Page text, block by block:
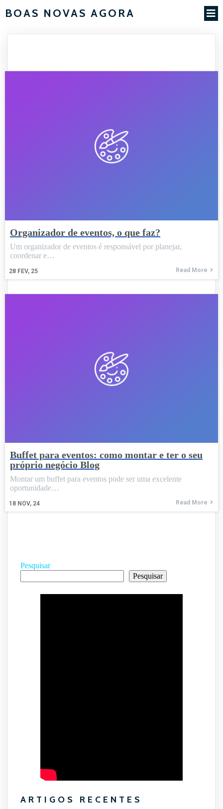
BOAS NOVAS AGORA
Organizador de eventos, o que faz?
28 FEV, 25
Um organizador de eventos é responsável por planejar,
coordenar e…
Read More
Buffet para eventos: como montar e ter o seu
próprio negócio Blog
18 NOV, 24
Montar um buffet para eventos pode ser uma excelente
oportunidade…
Read More
Pesquisar
Pesquisar
ARTIGOS RECENTES